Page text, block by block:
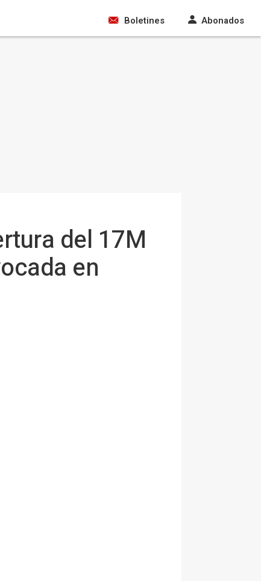
Boletines Abonados
del 17M
en